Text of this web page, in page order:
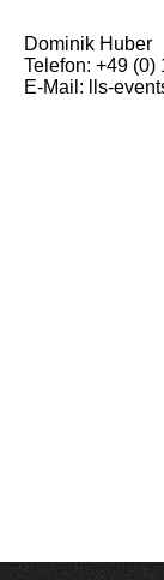
Dominik Huber
Telefon: +49 (0)
E-Mail: lls-